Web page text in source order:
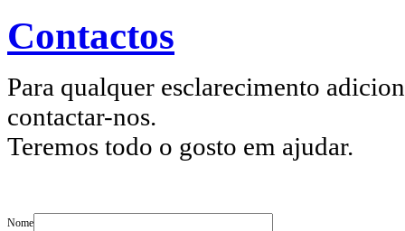
Contactos
Para qualquer esclarecimento
contactar-nos.
Teremos todo o gosto em ajudar.
Nome